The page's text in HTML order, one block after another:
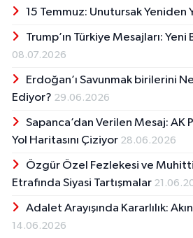
15 Temmuz: Unutursak Yeniden
Trump’ın Türkiye Mesajları: Yeni
08.07.2026
Erdoğan’ı Savunmak birilerini
Ediyor? 29.06.2026
Sapanca’dan Verilen Mesaj: AK
Yol Haritasını Çiziyor 28.06.2026
Özgür Özel Fezlekesi ve
Etrafında Siyasi Tartışmalar
Adalet Arayışında Kararlılık:
14.06.2026